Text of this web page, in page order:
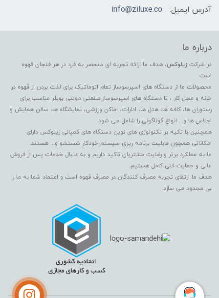
آدرس ایمیل:
info@ziluxe.co
درباره ما
در شرکت زیلوکس، هدف ما ارائه تجربه ای منحصر به فرد در هر فنجان قهوه
است.
محصولات ما از دستگاه های اسپرسوساز تمام اتوماتیک برای لذت بردن از قهوه در
خانه و محل کار ، تا دستگاه های اسپرسوساز صنعتی مولتی بویلر مناسب برای
رستوران ها، کافه ها، هتل ها، ادارات، اماکن ورزشی، نمایشگاه ها، سالن همایش و
اجلاس ها و... انواع گوناگونی را شامل می شود.
همچنین با تکیه بر تکنولوژی های نوین دستگاه های کمپانی زیلوکس دارای
امکاناتی همچون قابلیت برنامه ریزی سیستم خودکار شستشو و... هستند.
ما به عملکرد برتر و رضایت مشتریان تاکید داریم و به دنبال خدمات پس از فروش
عالی و حمایت فنی کامل هستیم.
هدف ما ارتقای تجربه مصرف کنندگان در مصرف قهوه است و اعتماد شما به ما را
بی محدود می سازد.